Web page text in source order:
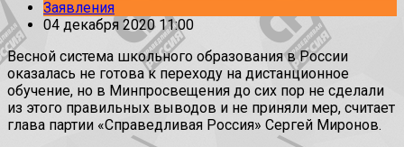
Заявления
04 декабря 2020 11:00
Весной система школьного образования в России
оказалась не готова к переходу на дистанционное
обучение, но в Минпросвещения до сих пор не сделали
из этого правильных выводов и не приняли мер, считает
глава партии «Справедливая Россия» Сергей Миронов.